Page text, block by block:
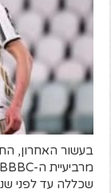
בעשור האחרון,
שכללה עד לפני